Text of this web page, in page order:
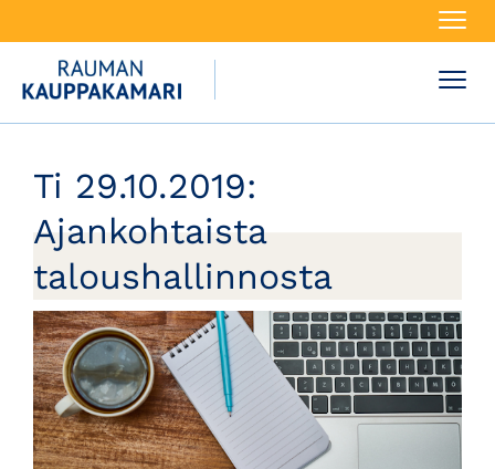
Ti 29.10.2019:
Ajankohtaista
taloushallinnosta